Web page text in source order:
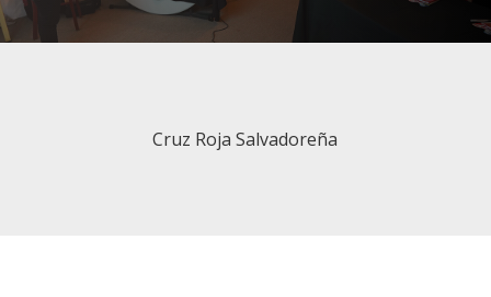
Cruz Roja Salvadoreña